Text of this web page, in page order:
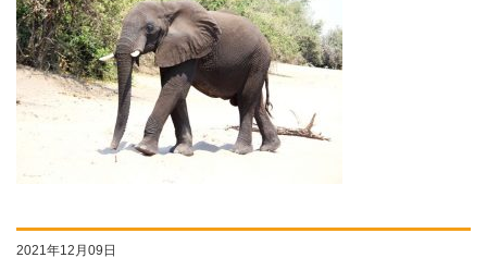
2021年12月09日